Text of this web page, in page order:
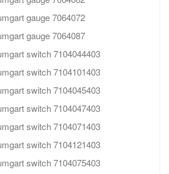
gauge 7064072
gauge 7064087
switch 7104044403
switch 7104101403
switch 7104045403
switch 7104047403
switch 7104071403
switch 7104121403
switch 7104075403